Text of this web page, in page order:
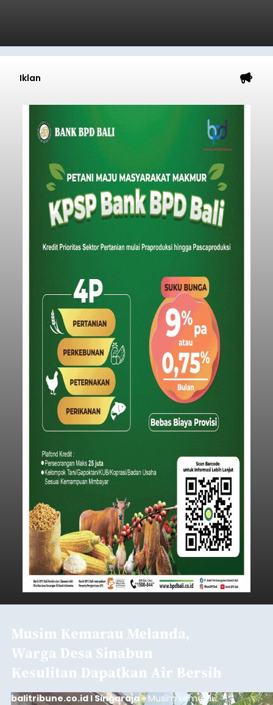
Iklan
Musim Kemarau Melanda,
Warga Desa Sinabun
Kesulitan Dapatkan Air Bersih
balitribune.co.id I Singaraja -Musim kemarau